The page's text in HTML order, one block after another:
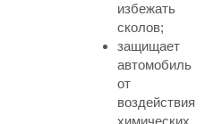
избежать
сколов;
защищает
автомобиль
от
воздействия